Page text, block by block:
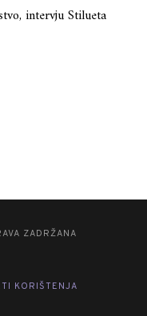
intervju Stilueta
ZADRŽANA
KORIŠTENJA